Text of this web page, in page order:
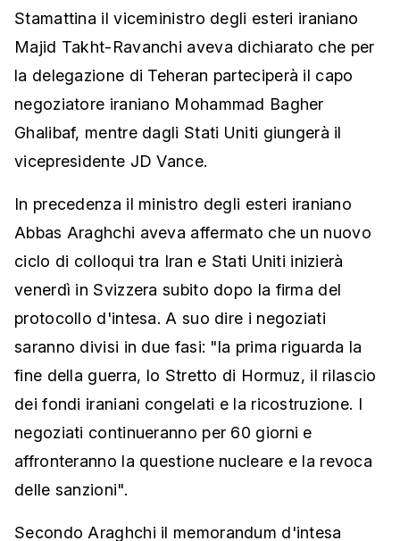
Stamattina il viceministro degli esteri iraniano
Majid Takht-Ravanchi aveva dichiarato che per
la delegazione di Teheran parteciperà il capo
negoziatore iraniano Mohammad Bagher
Ghalibaf, mentre dagli Stati Uniti giungerà il
vicepresidente JD Vance.
In precedenza il ministro degli esteri iraniano
Abbas Araghchi aveva affermato che un nuovo
ciclo di colloqui tra Iran e Stati Uniti inizierà
venerdì in Svizzera subito dopo la firma del
protocollo d'intesa. A suo dire i negoziati
saranno divisi in due fasi: "la prima riguarda la
fine della guerra, lo Stretto di Hormuz, il rilascio
dei fondi iraniani congelati e la ricostruzione. I
negoziati continueranno per 60 giorni e
affronteranno la questione nucleare e la revoca
delle sanzioni".
Secondo Araghchi il memorandum d'intesa